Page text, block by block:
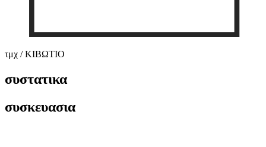
τμχ / ΚΙΒΩΤΙΟ
συστατικα
συσκευασια